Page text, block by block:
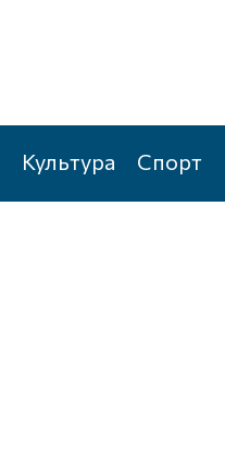
Культура Спорт